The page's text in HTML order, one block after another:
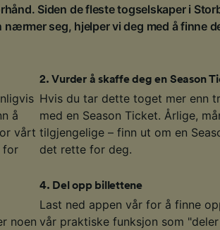
Siden de fleste togselskaper i
seg, hjelper vi deg med å finne
å
vårt
for
2.Vurder å skaffe deg en Season
Hvis du tar dette toget mer enn
med en Season Ticket. Årlige,
tilgjengelige – finn ut om en
det rette for deg.
noen
4. Del opp billettene
Last ned appen vår for å finne
vår praktiske funksjon som